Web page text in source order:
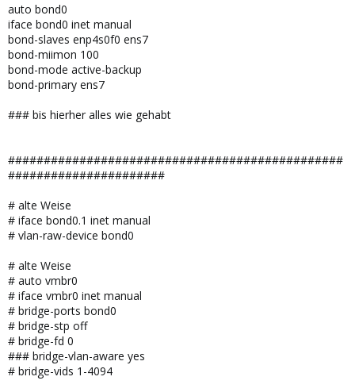
auto bond0
iface bond0 inet manual
bond-slaves enp4s0f0 ens7
bond-miimon 100
bond-mode active-backup
bond-primary ens7
### bis hierher alles wie gehabt
###############################################
######################
# alte Weise
# iface bond0.1 inet manual
# vlan-raw-device bond0
# alte Weise
# auto vmbr0
# iface vmbr0 inet manual
# bridge-ports bond0
# bridge-stp off
# bridge-fd 0
### bridge-vlan-aware yes
# bridge-vids 1-4094